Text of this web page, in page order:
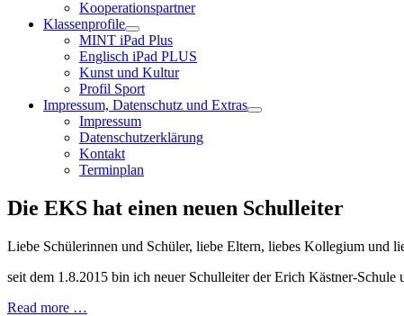
Kooperationspartner
Klassenprofile
MINT iPad Plus
Englisch iPad PLUS
Kunst und Kultur
Profil Sport
Impressum, Datenschutz und Extras
Impressum
Datenschutzerklärung
Kontakt
Terminplan
Die EKS hat einen neuen Schulleiter
Liebe Schülerinnen und Schüler, liebe Eltern, liebes Kollegium und
seit dem 1.8.2015 bin ich neuer Schulleiter der Erich Kästner-
Read more …